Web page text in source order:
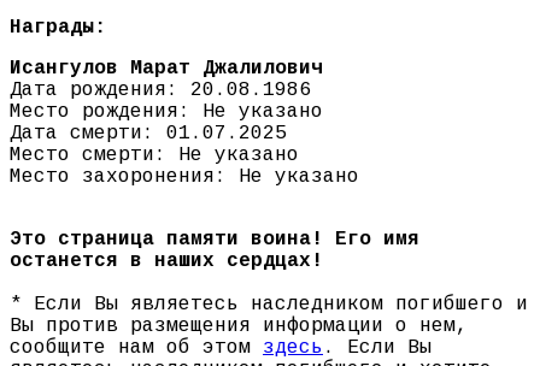
Награды:
Исангулов Марат Джалилович
Дата рождения: 20.08.1986
Место рождения: Не указано
Дата смерти: 01.07.2025
Место смерти: Не указано
Место захоронения: Не указано
Это страница памяти воина! Его имя
останется в наших сердцах!
* Если Вы являетесь наследником погибшего и
Вы против размещения информации о нем,
сообщите нам об этом здесь . Если Вы